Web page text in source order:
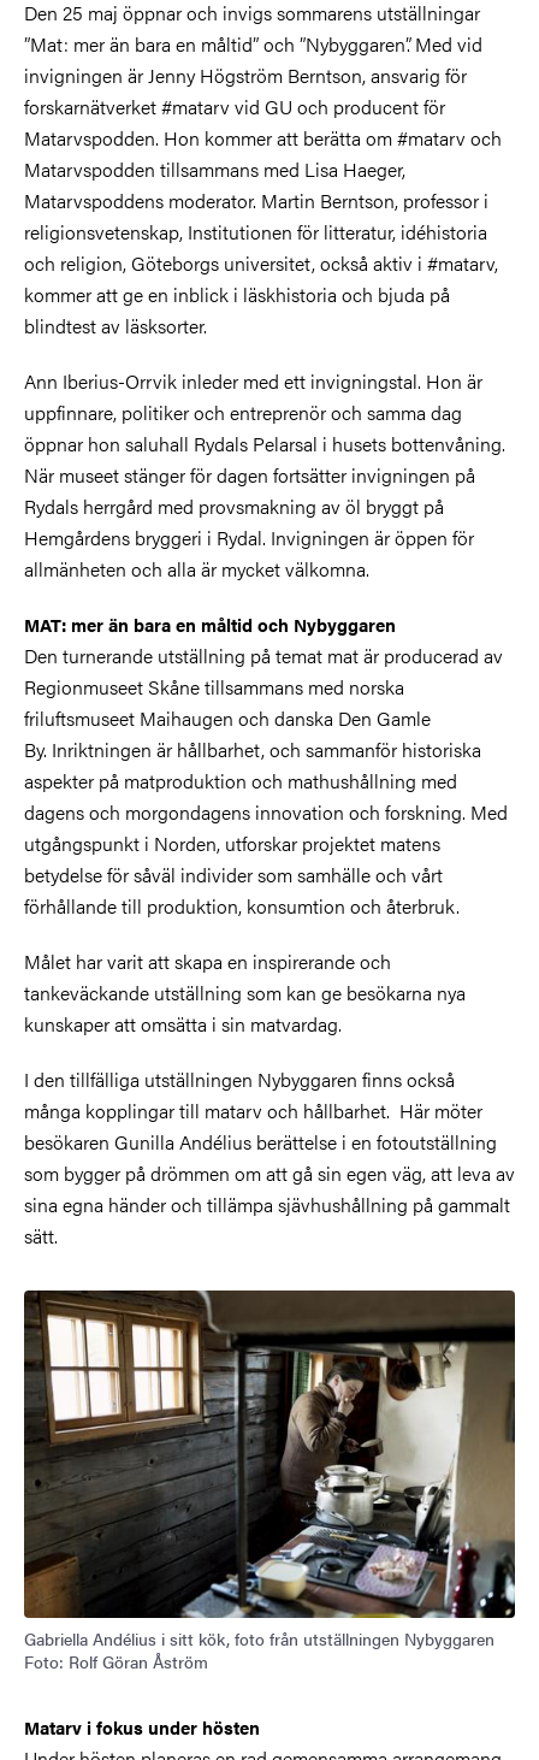
Den 25 maj öppnar och invigs sommarens utställningar
”Mat: mer än bara en måltid” och ”Nybyggaren”.Med vid
invigningen är Jenny Högström Berntson, ansvarig för
forskarnätverket #matarv vid GU och producent för
Matarvspodden. Hon kommer att berätta om #matarv och
Matarvspodden tillsammans med Lisa Haeger,
Matarvspoddens moderator. Martin Berntson, professor i
religionsvetenskap, Institutionen för litteratur, idéhistoria
och religion, Göteborgs universitet, också aktiv i #matarv,
kommer att ge en inblick i läskhistoria och bjuda på
blindtest av läsksorter.
Ann Iberius-Orrvik inleder med ett invigningstal. Hon är
uppfinnare, politiker och entreprenör och samma dag
öppnar hon saluhall Rydals Pelarsal i husets bottenvåning.
När museet stänger för dagen fortsätter invigningen på
Rydals herrgård med provsmakning av öl bryggt på
Hemgårdens bryggeri i Rydal. Invigningen är öppen för
allmänheten och alla är mycket välkomna.
MAT: mer än bara en måltid och Nybyggaren
Den turnerande utställning på temat mat är producerad av
Regionmuseet Skåne tillsammans med norska
friluftsmuseet Maihaugen och danska Den Gamle
By. Inriktningen är hållbarhet, och sammanför historiska
aspekter på matproduktion och mathushållning med
dagens och morgondagens innovation och forskning. Med
utgångspunkt i Norden, utforskar projektet matens
betydelse för såväl individer som samhälle och vårt
förhållande till produktion, konsumtion och återbruk.
Målet har varit att skapa en inspirerande och
tankeväckande utställning som kan ge besökarna nya
kunskaper att omsätta i sin matvardag.
I den tillfälliga utställningen Nybyggaren finns också
många kopplingar till matarv och hållbarhet. Här möter
besökaren Gunilla Andélius berättelse i en fotoutställning
som bygger på drömmen om att gå sin egen väg, att leva av
sina egna händer och tillämpa sjävhushållning på gammalt
sätt.
Gabriella Andélius i sitt kök, foto från utställningen Nybyggaren
Foto: Rolf Göran Åström
Matarv i fokus under hösten